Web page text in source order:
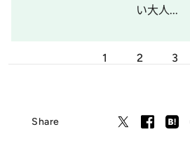
い大人...
1 2 3
Share